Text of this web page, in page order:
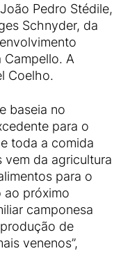
Pedro Stédile,
Schnyder, da
Campello. A
Coelho.
baseia no
para o
toda a comida
vem da agricultura
para o
ao próximo
camponesa
de
venenos”,